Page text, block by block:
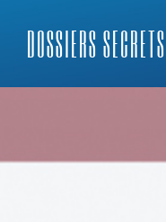
DOSSIERS SECRETS